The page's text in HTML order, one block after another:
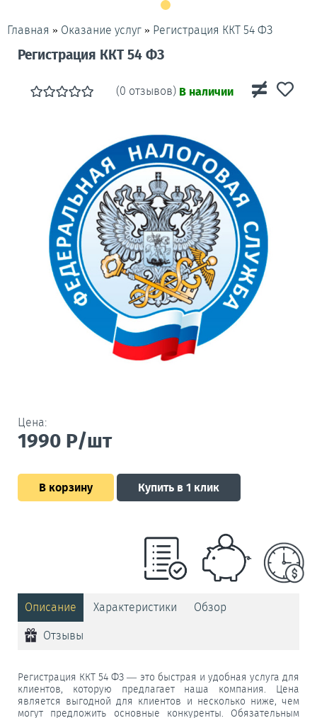
Главная » Оказание услуг » Регистрация ККТ 54 ФЗ
Регистрация ККТ 54 ФЗ
(0 отзывов) В наличии
Цена:
1990 Р/шт
В корзину Купить в 1 клик
Описание Характеристики Обзор
Отзывы
Регистрация ККТ 54 ФЗ — это быстрая и удобная услуга для
клиентов, которую предлагает наша компания. Цена
является выгодной для клиентов и несколько ниже, чем
могут предложить основные конкуренты. Обязательным